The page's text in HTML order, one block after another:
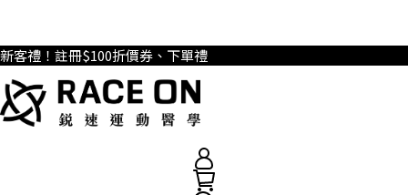
新客禮！註冊$100折價券、下單禮